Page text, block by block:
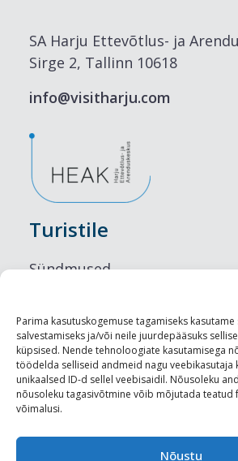
Parima kasutuskogemuse tagamiseks
salvestamiseks ja/või neile juurdepääsuks
küpsised. Nende tehnoloogiate kasutamisega
töödelda selliseid andmeid nagu veebikasutaja
unikaalsed ID-d sellel veebisaidil. Nõusoleku
nõusoleku tagasivõtmine võib mõjutada teatud
võimalusi.
Nõustu
SA Harju Ettevõtlus- ja
Sirge 2, Tallinn 10618
info@visitharju.com
Turistile
Sündmused
Maitseelamused
Vaatamisväärsused
Visit Tallinn